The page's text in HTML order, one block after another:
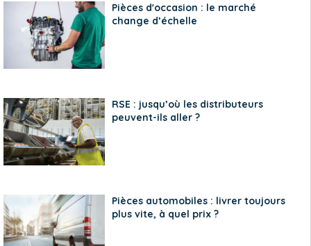
Pièces d'occasion : le marché
change d’échelle
RSE : jusqu’où les distributeurs
peuvent-ils aller ?
Pièces automobiles : livrer toujours
plus vite, à quel prix ?